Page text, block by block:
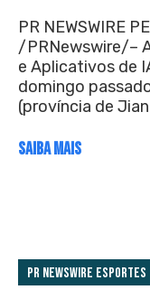
PR NEWSWIRE
/PRNewswire/–
e Aplicativos de
domingo
(província de
SAIBA MAIS
PR Newswire Esportes